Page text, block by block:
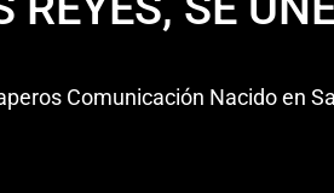
Comunicación Nacido en